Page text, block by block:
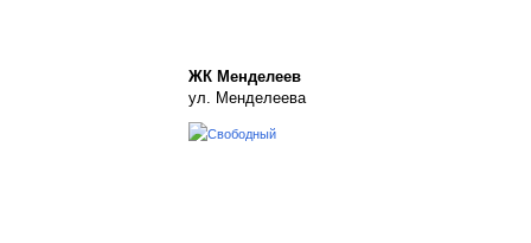
ЖК Менделеев
ул. Менделеева